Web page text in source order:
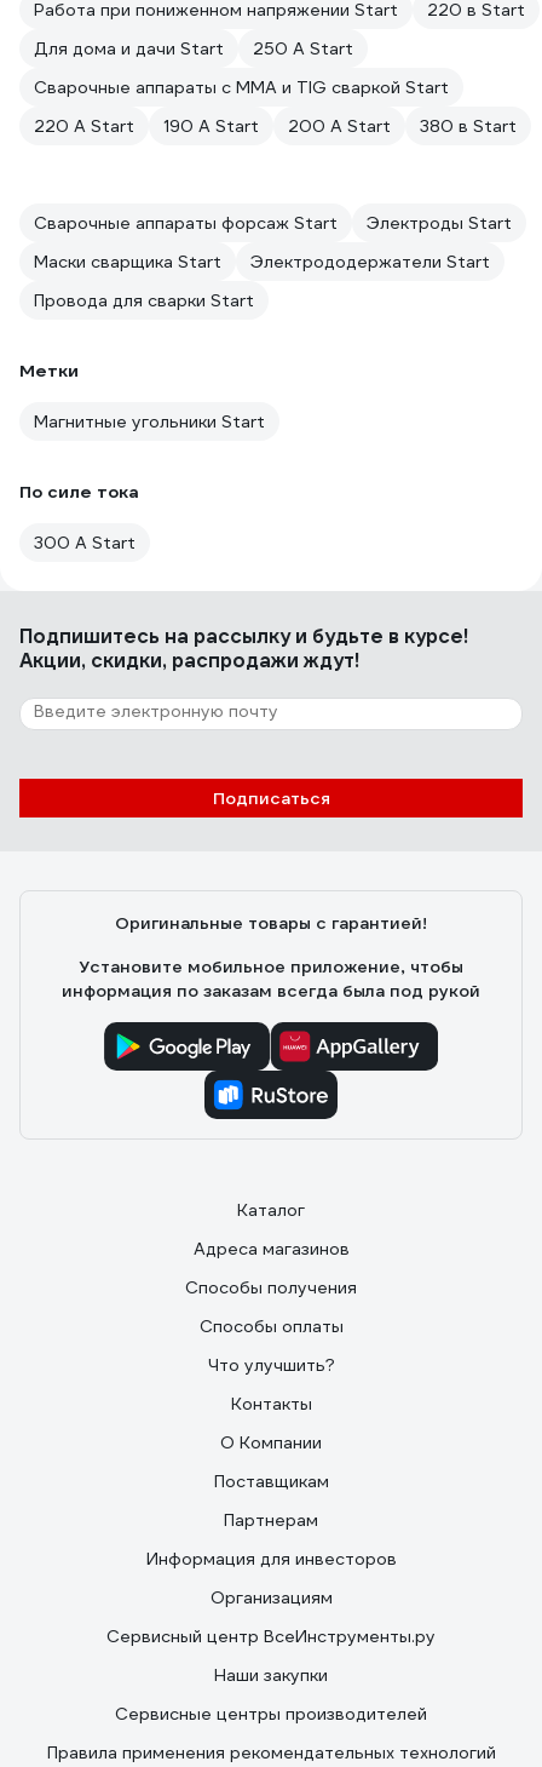
Работа при пониженном напряжении Start
220 в Start
Для дома и дачи Start
250 А Start
Сварочные аппараты с MMA и TIG сваркой Start
220 А Start
190 А Start 200 А Start 380 в Start
Сварочные аппараты форсаж Start
Электроды Start
Маски сварщика Start
Электрододержатели Start
Провода для сварки Start
Метки
Магнитные угольники Start
По силе тока
300 А Start
Подпишитесь на рассылкуи будьте в курсе!
Акции, скидки, распродажи ждут!
Подписаться
Оригинальные товары с гарантией!
Установите мобильное приложение, чтобы
информация по заказам всегда была под рукой
Каталог
Адреса магазинов
Способы получения
Способы оплаты
Что улучшить?
Контакты
О Компании
Поставщикам
Партнерам
Информация для инвесторов
Организациям
Сервисный центр ВсеИнструменты.ру
Наши закупки
Сервисные центры производителей
Правила применения рекомендательных технологий